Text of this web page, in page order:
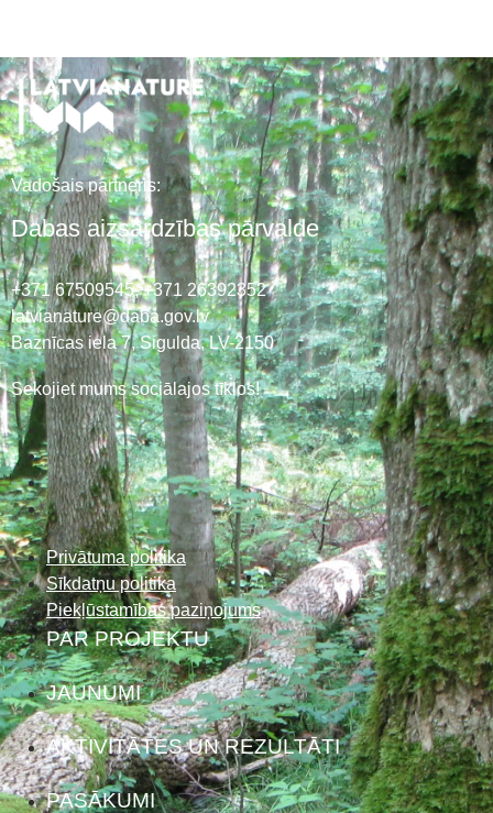
Vadošais partneris:
Dabas aizsardzības pārvalde
+371 67509545,+371 26392352
latvianature@daba.gov.lv
Baznīcas iela 7, Sigulda, LV-2150
Sekojiet mums sociālajos tīklos!
Privātuma politika
Sīkdatņu politika
Piekļūstamības paziņojums
PAR PROJEKTU
JAUNUMI
AKTIVITĀTES UN REZULTĀTI
PASĀKUMI